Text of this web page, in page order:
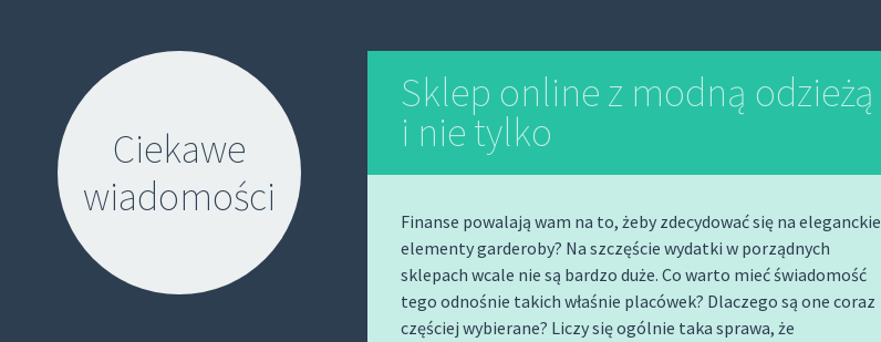
Ciekawe
wiadomości
Sklep online z modną odzieżą
i nie tylko
Finanse powalają wam na to, żeby zdecydować się na eleganckie
elementy garderoby? Na szczęście wydatki w porządnych
sklepach wcale nie są bardzo duże. Co warto mieć świadomość
tego odnośnie takich właśnie placówek? Dlaczego są one coraz
częściej wybierane? Liczy się ogólnie taka sprawa, że